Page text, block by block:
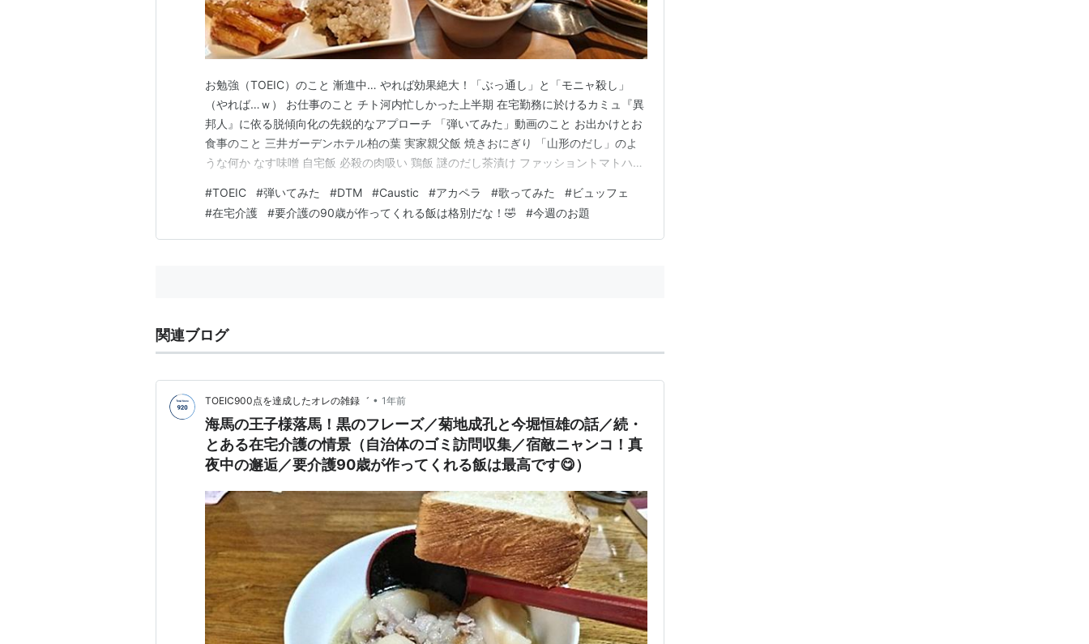
お勉強（TOEIC）のこと 漸進中… やれば効果絶大！「ぶっ通し」と「モニャ殺し」
（やれば…ｗ） お仕事のこと チト河内忙しかった上半期 在宅勤務に於けるカミュ『異
邦人』に依る脱傾向化の先鋭的なアプローチ 「弾いてみた」動画のこと お出かけとお
食事のこと 三井ガーデンホテル柏の葉 実家親父飯 焼きおにぎり 「山形のだし」のよ
うな何か なす味噌 自宅飯 必殺の肉吸い 鶏飯 謎のだし茶漬け ファッショントマトハウ
ルクソー南柏 日光旅行 お誕生日うな重 まぐろ専門店ことぶき亭 今週のお題「上半期
ふりかえり2025」…
#TOEIC #弾いてみた #DTM #Caustic #アカペラ #歌ってみた #ビュッフェ
#在宅介護 #要介護の90歳が作ってくれる飯は格別だな！🤣 #今週のお題
関連ブログ
TOEIC900点を達成したオレの雑録゛ • 1年前
海馬の王子様落馬！黒のフレーズ／菊地成孔と今堀恒雄の話／続・
とある在宅介護の情景（自治体のゴミ訪問収集／宿敵ニャンコ！真
夜中の邂逅／要介護90歳が作ってくれる飯は最高です😋）